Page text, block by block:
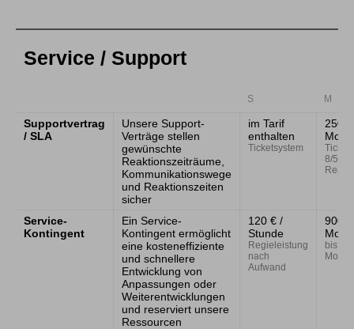
Service / Support
S M
Supportvertrag
/ SLA
Unsere Support-
Verträge stellen
gewünschte
Reaktionszeiträume,
Kommunikationswege
und Reaktionszeiten
sicher
im Tarif
enthalten
Ticketsystem
250
8/5
Service-
Kontingent
Ein Service-
Kontingent ermöglicht
eine kosteneffiziente
und schnellere
Entwicklung von
Anpassungen oder
Weiterentwicklungen
und reserviert unsere
Ressourcen
120 € /
Stunde
Regieleistung
nach
Aufwand
900
bis zu
Monat